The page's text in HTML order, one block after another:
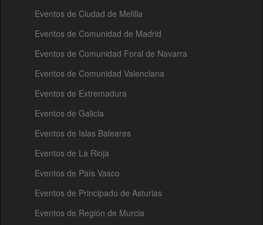
Eventos de Ciudad de Melilla
Eventos de Comunidad de Madrid
Eventos de Comunidad Foral de Navarra
Eventos de Comunidad Valenciana
Eventos de Extremadura
Eventos de Galicia
Eventos de Islas Baleares
Eventos de La Rioja
Eventos de País Vasco
Eventos de Principado de Asturias
Eventos de Región de Murcia